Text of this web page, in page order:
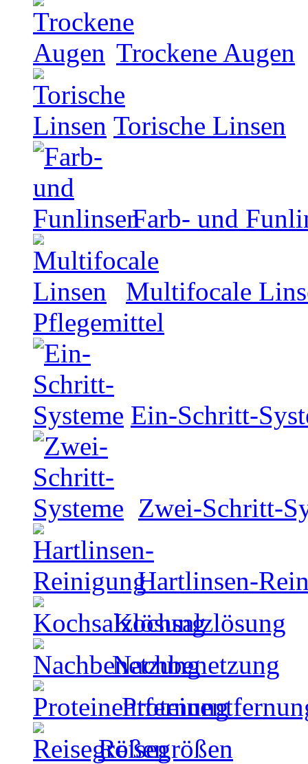
Trockene Augen
Torische Linsen
Farb- und
Multifocale
Pflegemittel
Ein-Schritt-
Zwei-Schritt-
Hartlinsen-
Kochsalzlösung
Nachbenetzung
Reisegrößen